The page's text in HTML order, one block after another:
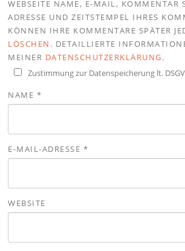
WEBSEITE NAME, E-MAIL, KOMMENTAR
ADRESSE UND ZEITSTEMPEL IHRES
KÖNNEN IHRE KOMMENTARE SPÄTER
LÖSCHEN . DETAILLIERTE
MEINER DATENSCHUTZERKLÄRUNG.
Zustimmung zur Datenspeicherung lt.
NAME *
E-MAIL-ADRESSE *
WEBSITE